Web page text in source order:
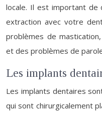
locale. Il est important de
extraction avec votre
problèmes de
et des problèmes de
Les implants
Les implants dentaires
qui sont chirurgicalement